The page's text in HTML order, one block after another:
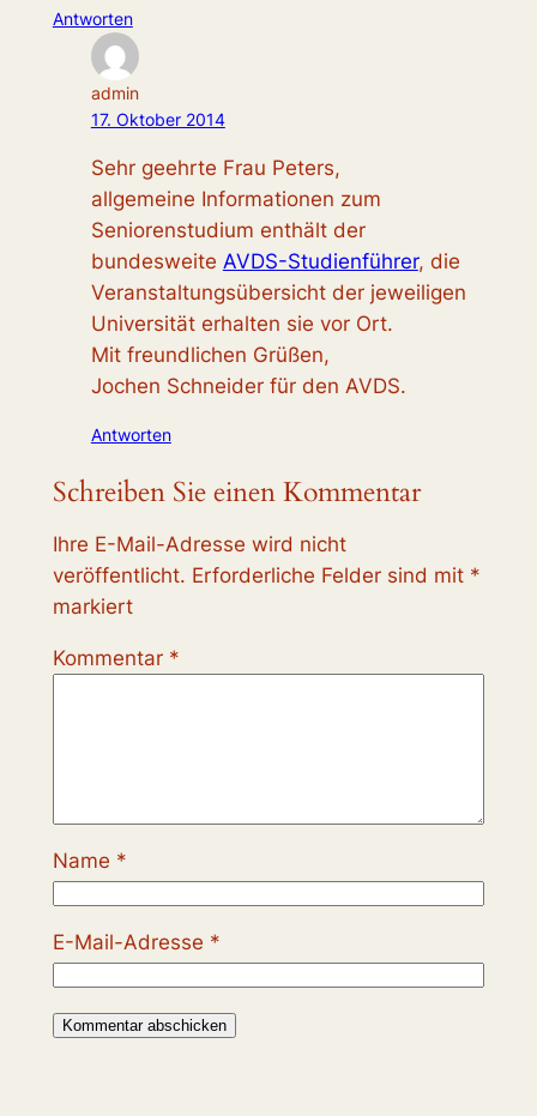
Antworten
admin
17. Oktober 2014
Sehr geehrte Frau Peters,
allgemeine Informationen zum
Seniorenstudium enthält der
bundesweite AVDS-Studienführer, die
Veranstaltungsübersicht der jeweiligen
Universität erhalten sie vor Ort.
Mit freundlichen Grüßen,
Jochen Schneider für den AVDS.
Antworten
Schreiben Sie einen Kommentar
Ihre E-Mail-Adresse wird nicht
veröffentlicht. Erforderliche Felder sind mit *
markiert
Kommentar *
Name *
E-Mail-Adresse *